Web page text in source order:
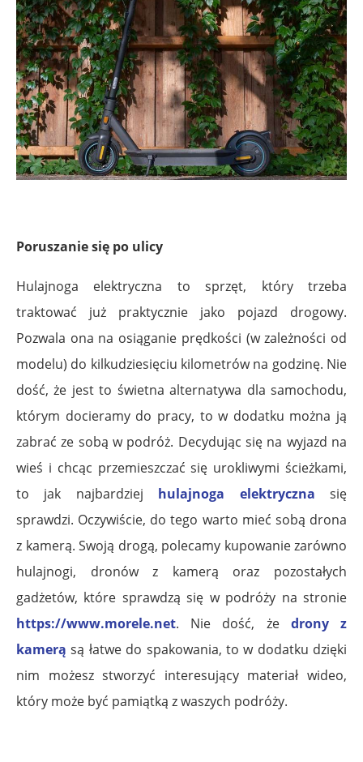
Poruszanie się po ulicy
Hulajnoga elektryczna to sprzęt, który trzeba
traktować już praktycznie jako pojazd drogowy.
Pozwala ona na osiąganie prędkości (w zależności od
modelu) do kilkudziesięciu kilometrów na godzinę. Nie
dość, że jest to świetna alternatywa dla samochodu,
którym docieramy do pracy, to w dodatku można ją
zabrać ze sobą w podróż. Decydując się na wyjazd na
wieś i chcąc przemieszczać się urokliwymi ścieżkami,
to jak najbardziej hulajnoga elektryczna się
sprawdzi. Oczywiście, do tego warto mieć sobą drona
z kamerą. Swoją drogą, polecamy kupowanie zarówno
hulajnogi, dronów z kamerą oraz pozostałych
gadżetów, które sprawdzą się w podróży na stronie
https://www.morele.net. Nie dość, że drony z
kamerą są łatwe do spakowania, to w dodatku dzięki
nim możesz stworzyć interesujący materiał wideo,
który może być pamiątką z waszych podróży.